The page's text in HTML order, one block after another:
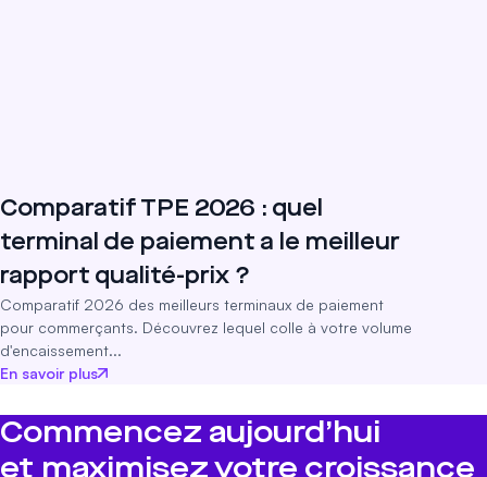
Comparatif TPE 2026 : quel
terminal de paiement a le meilleur
rapport qualité-prix ?
Comparatif 2026 des meilleurs terminaux de paiement
pour commerçants. Découvrez lequel colle à votre volume
d'encaissement...
En savoir plus
Commencez aujourd’hui
et maximisez votre croissance